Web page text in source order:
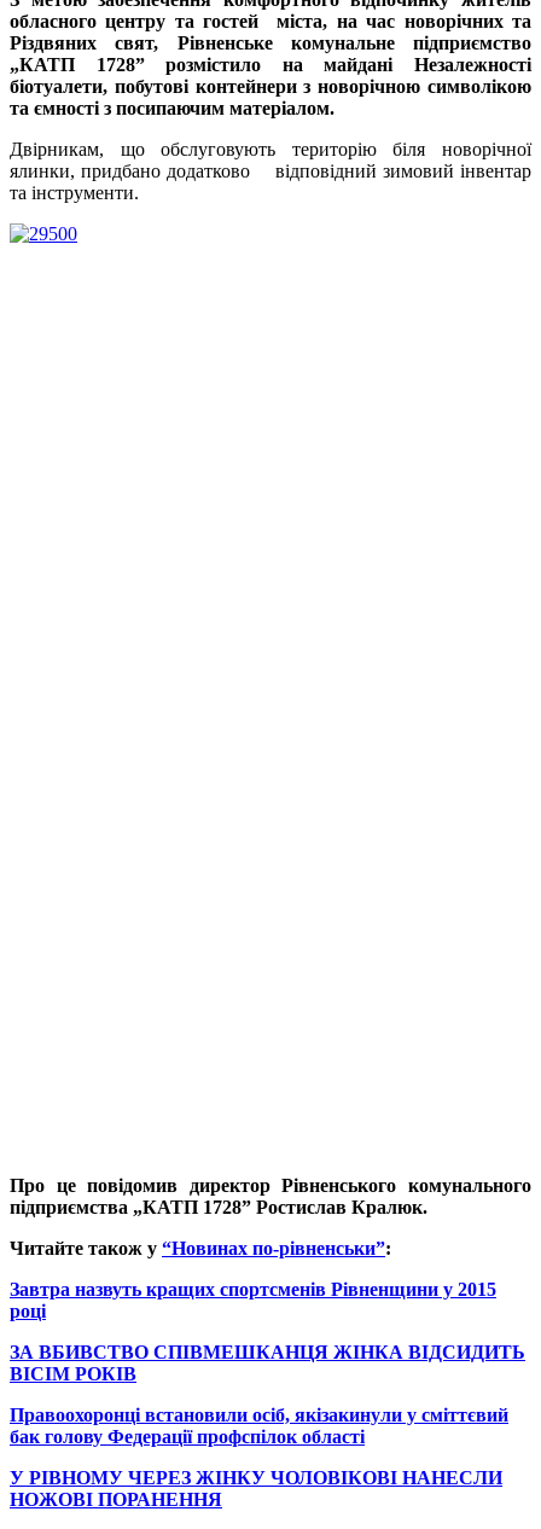
обласного центру та гостей міста, на час новорічних та
Різдвяних свят, Рівненське комунальне підприємство
„КАТП 1728” розмістило на майдані Незалежності
біотуалети, побутові контейнери з новорічною символікою
та ємності з посипаючим матеріалом.
Двірникам, що обслуговують територію біля новорічної
ялинки, придбано додатково відповідний зимовий інвентар
та інструменти.
Про це повідомив директор Рівненського комунального
підприємства „КАТП 1728” Ростислав Кралюк.
Читайте також у “Новинах по-рівненськи”:
Завтра назвуть кращих спортсменів Рівненщини у 2015
році
ЗА ВБИВСТВО СПІВМЕШКАНЦЯ ЖІНКА ВІДСИДИТЬ
ВІСІМ РОКІВ
Правоохоронці встановили осіб, якізакинули у сміттєвий
бак голову Федерації профспілок області
У РІВНОМУ ЧЕРЕЗ ЖІНКУ ЧОЛОВІКОВІ НАНЕСЛИ
НОЖОВІ ПОРАНЕННЯ